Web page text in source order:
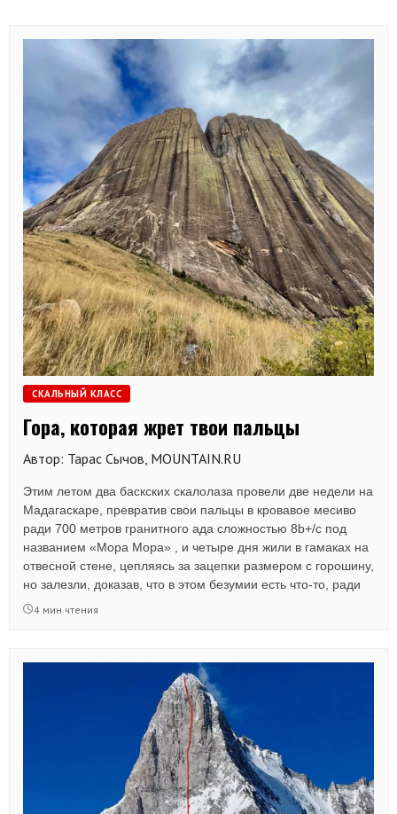
СКАЛЬНЫЙ КЛАСС
Гора, которая жрет твои пальцы
Автор: Тарас Сычов, MOUNTAIN.RU
Этим летом два баскских скалолаза провели две недели на
Мадагаскаре, превратив свои пальцы в кровавое месиво
ради 700 метров гранитного ада сложностью 8b+/c под
названием «Мора Мора» , и четыре дня жили в гамаках на
отвесной стене, цепляясь за зацепки размером с горошину,
но залезли, доказав, что в этом безумии есть что-то, ради
чего стоит терять кожу и спать под открытым небом на
4 мин чтения